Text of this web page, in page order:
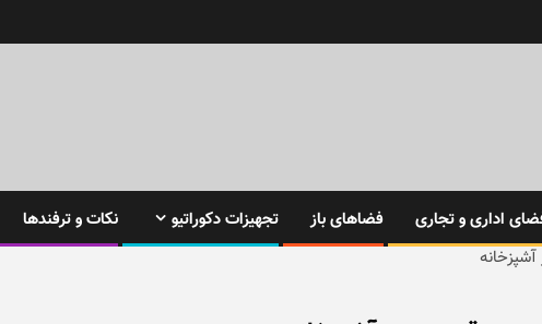
اداری و تجاری فضاهای باز تجهیزات دکوراتیو
نکات و ترفندها